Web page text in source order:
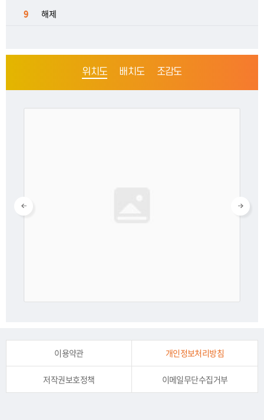
9
해제
위치도 배치도 조감도
이용약관 개인정보처리방침
저작권보호정책 이메일무단수집거부